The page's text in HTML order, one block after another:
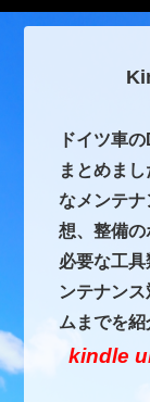
ドイツ車
まとめま
なメンテ
想、整備
必要な工
ンテナン
ムまでを紹
kindle